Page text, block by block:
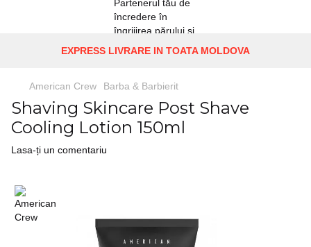
EXPRESS LIVRARE IN TOATA MOLDOVA
American Crew Barba & Barbierit
Shaving Skincare Post Shave
Cooling Lotion 150ml
Lasa-ți un comentariu